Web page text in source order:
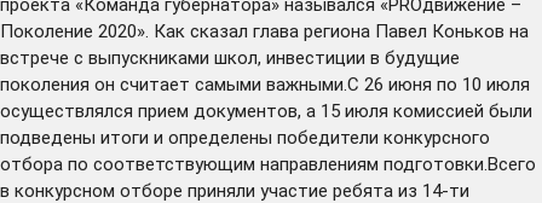
Поколение 2020». Как сказал глава региона Павел Коньков на
встрече с выпускниками школ, инвестиции в будущие
поколения он считает самыми важными.С 26 июня по 10 июля
осуществлялся прием документов, а 15 июля комиссией были
подведены итоги и определены победители конкурсного
отбора по соответствующим направлениям подготовки.Всего
в конкурсном отборе приняли участие ребята из 14-ти